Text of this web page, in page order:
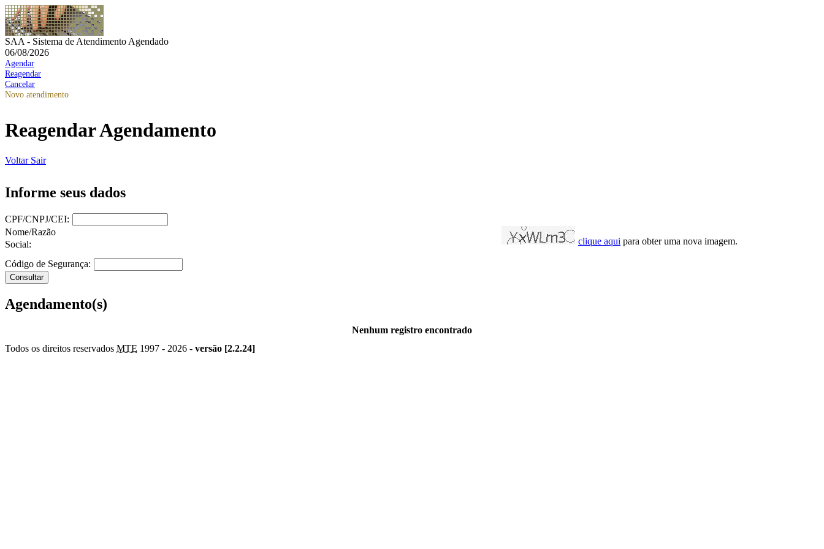
SAA - Sistema de Atendimento Agendado
06/08/2026
Agendar
Reagendar
Cancelar
Novo atendimento
Reagendar Agendamento
Voltar Sair
Informe seus dados
CPF/CNPJ/CEI:
Nome/Razão
Social:
clique aqui para obter uma nova imagem.
Código de Segurança:
Agendamento(s)
Nenhum registro encontrado
Todos os direitos reservados MTE 1997 - 2026 - versão [2.2.24]